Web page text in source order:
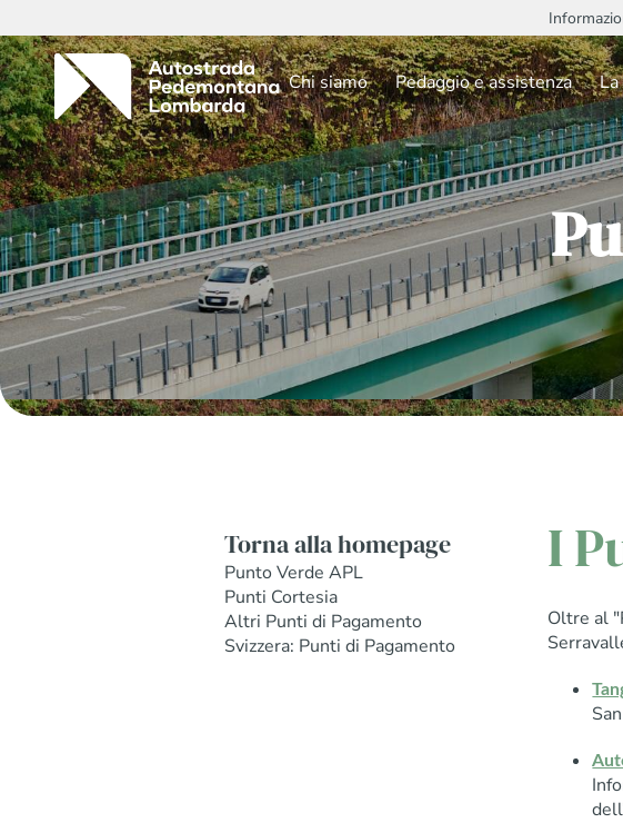
Chi siamo Pedaggio e assistenza
Torna alla homepage
Punto Verde APL
Punti Cortesia
Altri Punti di Pagamento
Svizzera: Punti di Pagamento
I
Oltre al